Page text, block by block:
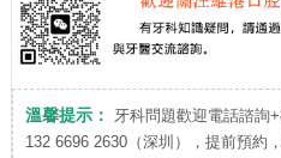
溫馨提示：
牙科問題歡迎電話諮詢
132 6696 2630（深圳），提前預約